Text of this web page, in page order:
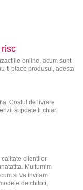
online, acum sunt
ti place produsul, acesta
Costul de livrare
si poate fi chiar
clientilor
Multumim
si va invitam
de chiloti,